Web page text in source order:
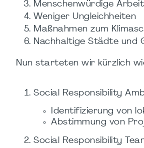
Menschenwürdige
Weniger Ungleichheiten
Maßnahmen zum
Nachhaltige Städte und
Nun starteten wir kürzlich
Social Responsibility
Identifizierung von
Abstimmung von
Social Responsibility